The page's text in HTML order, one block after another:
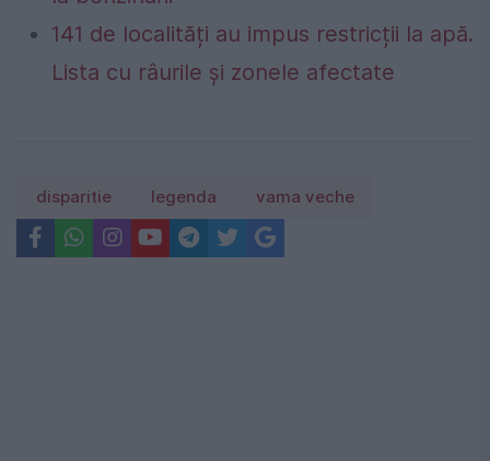
141 de localități au impus restricții la apă.
Lista cu râurile și zonele afectate
disparitie legenda vama veche